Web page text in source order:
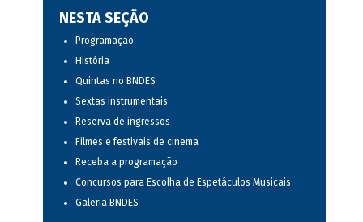
NESTA SEÇÃO
Programação
História
Quintas no BNDES
Sextas instrumentais
Reserva de ingressos
Filmes e festivais de cinema
Receba a programação
Concursos para Escolha de Espetáculos Musicais
Galeria BNDES